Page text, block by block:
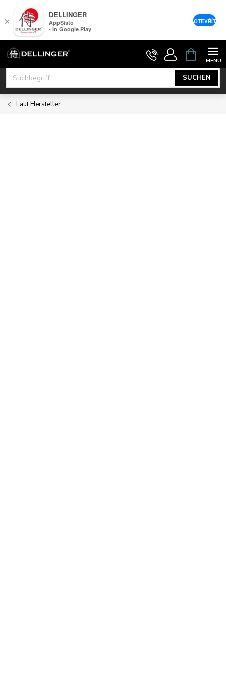
Zum
Inhalt
springen
SUCHEN
Laut Hersteller
×
DELLINGER
AppSisto
- In Google Play
OTEVŘÍT